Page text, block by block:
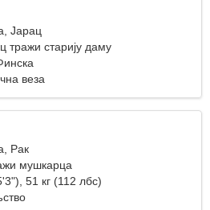
Јарац
тражи старију даму
веза
Рак
мушкарца
51 кг (112 лбс)